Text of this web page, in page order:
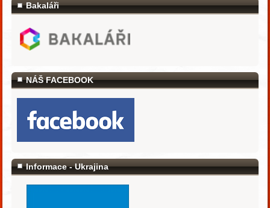
Bakaláři
NÁŠ FACEBOOK
Informace - Ukrajina